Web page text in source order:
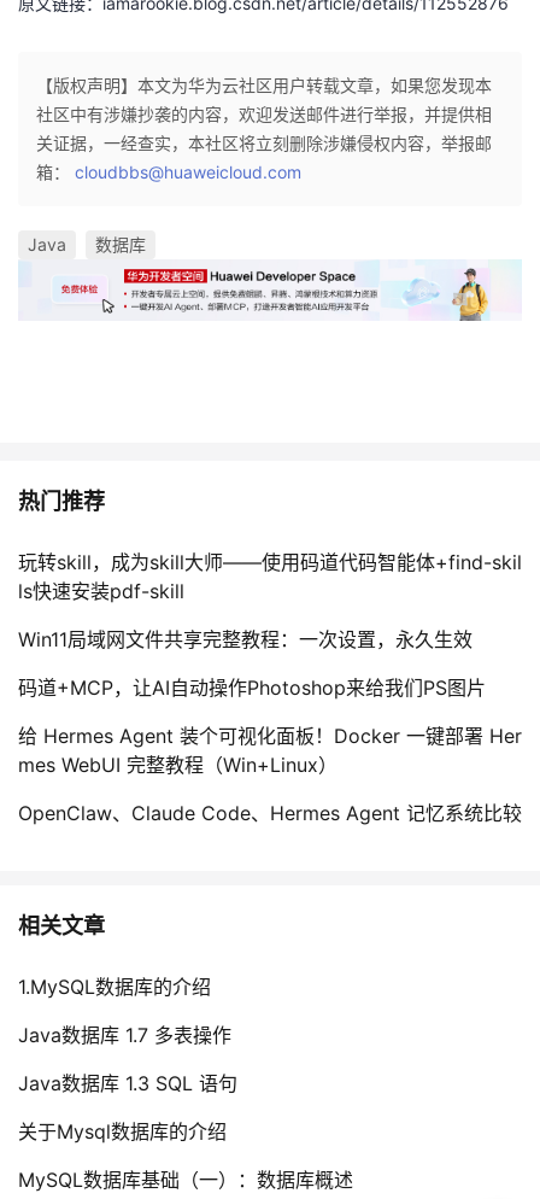
【版权声明】本文为华为云社区用户转载文章，如果您发现本
社区中有涉嫌抄袭的内容，欢迎发送邮件进行举报，并提供相
关证据，一经查实，本社区将立刻删除涉嫌侵权内容，举报邮
箱： cloudbbs@huaweicloud.com
Java 数据库
热门推荐
玩转skill，成为skill大师——使用码道代码智能体+find-skil
ls快速安装pdf-skill
Win11局域网文件共享完整教程：一次设置，永久生效
码道+MCP，让AI自动操作Photoshop来给我们PS图片
给 Hermes Agent 装个可视化面板！Docker 一键部署 Her
mes WebUI 完整教程（Win+Linux）
OpenClaw、Claude Code、Hermes Agent 记忆系统比较
相关文章
1.MySQL数据库的介绍
Java数据库 1.7 多表操作
Java数据库 1.3 SQL 语句
关于Mysql数据库的介绍
MySQL数据库基础（一）：数据库概述